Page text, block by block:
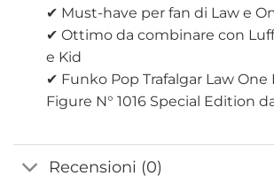
✔ Must-have per fan di Law e
✔ Ottimo da combinare con
e Kid
✔ Funko Pop Trafalgar Law One
Figure N° 1016 Special Edition
Recensioni (0)